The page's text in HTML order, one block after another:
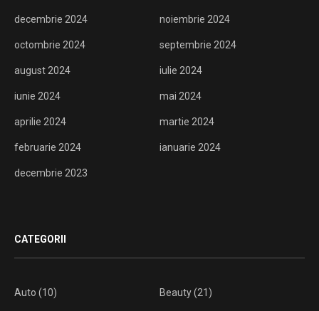
decembrie 2024 noiembrie 2024
octombrie 2024 septembrie 2024
august 2024 iulie 2024
iunie 2024 mai 2024
aprilie 2024 martie 2024
februarie 2024 ianuarie 2024
decembrie 2023
CATEGORII
Auto (10) Beauty(21)